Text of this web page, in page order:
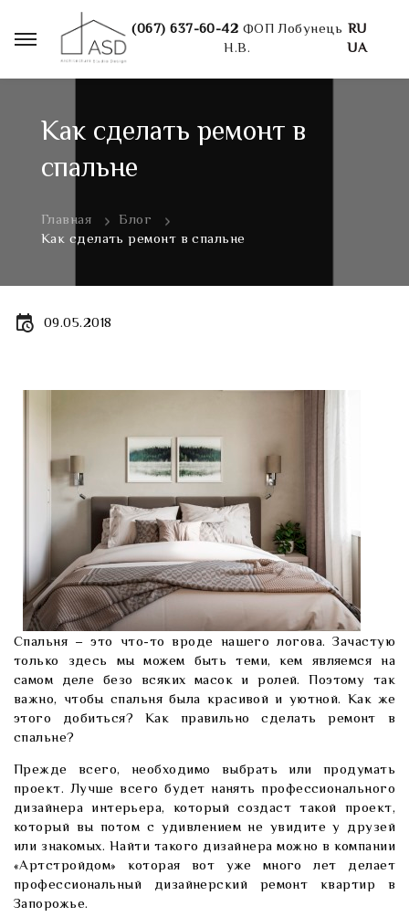
(067) 637-60-42 ФОП Лобунець
Н.В.
RU
UA
Как сделать ремонт в
спальне
Главная
Блог
Как сделать ремонт в спальне
09.05.2018
Спальня – это что-то вроде нашего логова. Зачастую
только здесь мы можем быть теми, кем являемся на
самом деле безо всяких масок и ролей. Поэтому так
важно, чтобы спальня была красивой и уютной. Как же
этого добиться? Как правильно сделать ремонт в
спальне?
Прежде всего, необходимо выбрать или продумать
проект. Лучше всего будет нанятьпрофессионального
дизайнера интерьера, который создаст такой проект,
который вы потом с удивлением не увидите у друзей
или знакомых. Найти такого дизайнера можно в компании
«Артстройдом» которая вот уже много лет делает
профессиональный дизайнерский ремонт квартир в
Запорожье.